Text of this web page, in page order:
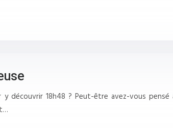
18h48 ? Peut-être avez-vous pensé